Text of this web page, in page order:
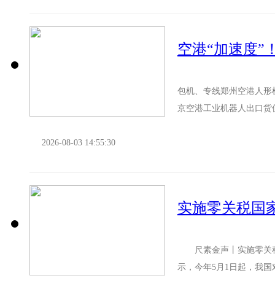
空港“加速度”
包机、专线郑州空港人
京空港工业机器人出口货
2026-08-03 14:55:30
实施零关税国
尺素金声丨实施零关
示，今年5月1日起，我